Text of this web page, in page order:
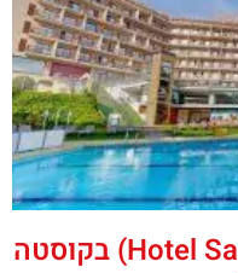
סקירת מלון סמבה (Hotel Samba) בקוסטה